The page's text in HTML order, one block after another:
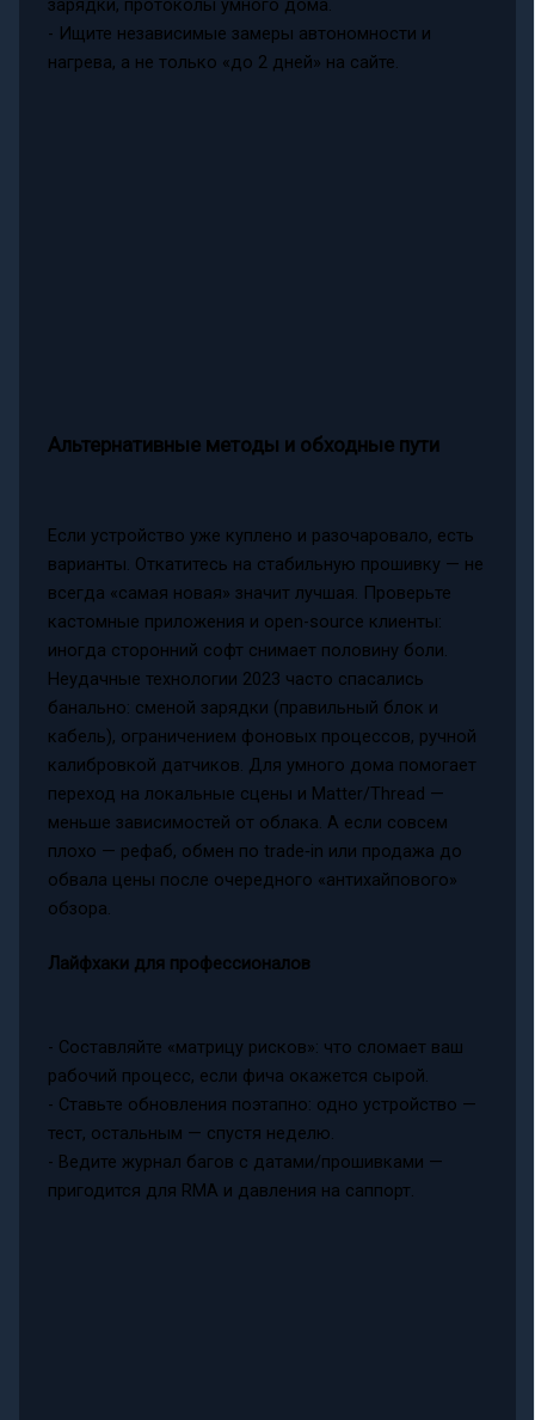
зарядки, протоколы умного дома.
- Ищите независимые замеры автономности и
нагрева, а не только «до 2 дней» на сайте.
Альтернативные методы и обходные пути
Если устройство уже куплено и разочаровало, есть
варианты. Откатитесь на стабильную прошивку — не
всегда «самая новая» значит лучшая. Проверьте
кастомные приложения и open-source клиенты:
иногда сторонний софт снимает половину боли.
Неудачные технологии 2023 часто спасались
банально: сменой зарядки (правильный блок и
кабель), ограничением фоновых процессов, ручной
калибровкой датчиков. Для умного дома помогает
переход на локальные сцены и Matter/Thread —
меньше зависимостей от облака. А если совсем
плохо — рефаб, обмен по trade‑in или продажа до
обвала цены после очередного «антихайпового»
обзора.
Лайфхаки для профессионалов
- Составляйте «матрицу рисков»: что сломает ваш
рабочий процесс, если фича окажется сырой.
- Ставьте обновления поэтапно: одно устройство —
тест, остальным — спустя неделю.
- Ведите журнал багов с датами/прошивками —
пригодится для RMA и давления на саппорт.